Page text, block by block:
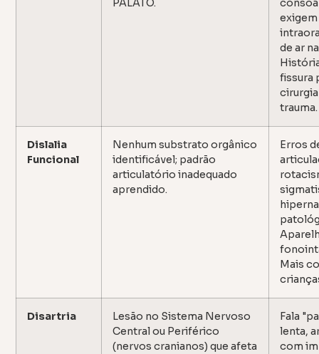
PALATO.
de ar
fissura
trauma.
Dislalia
Funcional
Nenhum substrato orgânico
identificável; padrão
articulatório inadequado
aprendido.
Erros
Mais
Disartria
Lesão no Sistema Nervoso
Central ou Periférico
(nervos cranianos) que afeta
Fala
lenta,
com